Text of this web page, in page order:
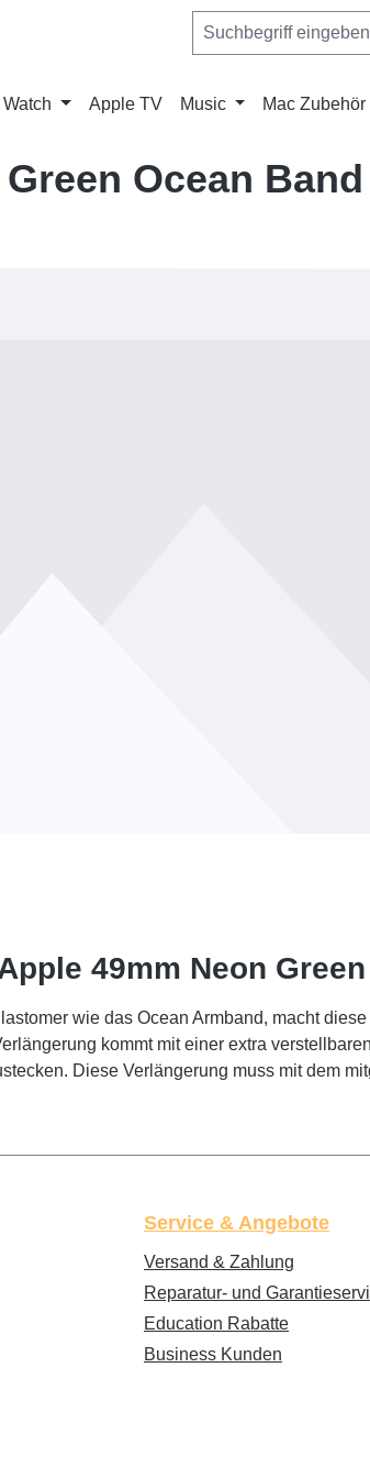
Apple TV Music Mac Zubehör
Ocean
49mm Neon
wie das Ocean Armband, macht
kommt mit einer extra
Diese Verlängerung muss mit dem
Service & Angebote
Versand & Zahlung
Reparatur- und
Education Rabatte
Business Kunden